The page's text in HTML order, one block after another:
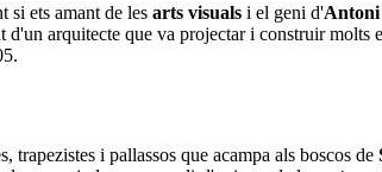
si ets amant de les arts visuals i el geni d'
arquitecte que va projectar i construir
trapezistes i pallassos que acampa als boscos de